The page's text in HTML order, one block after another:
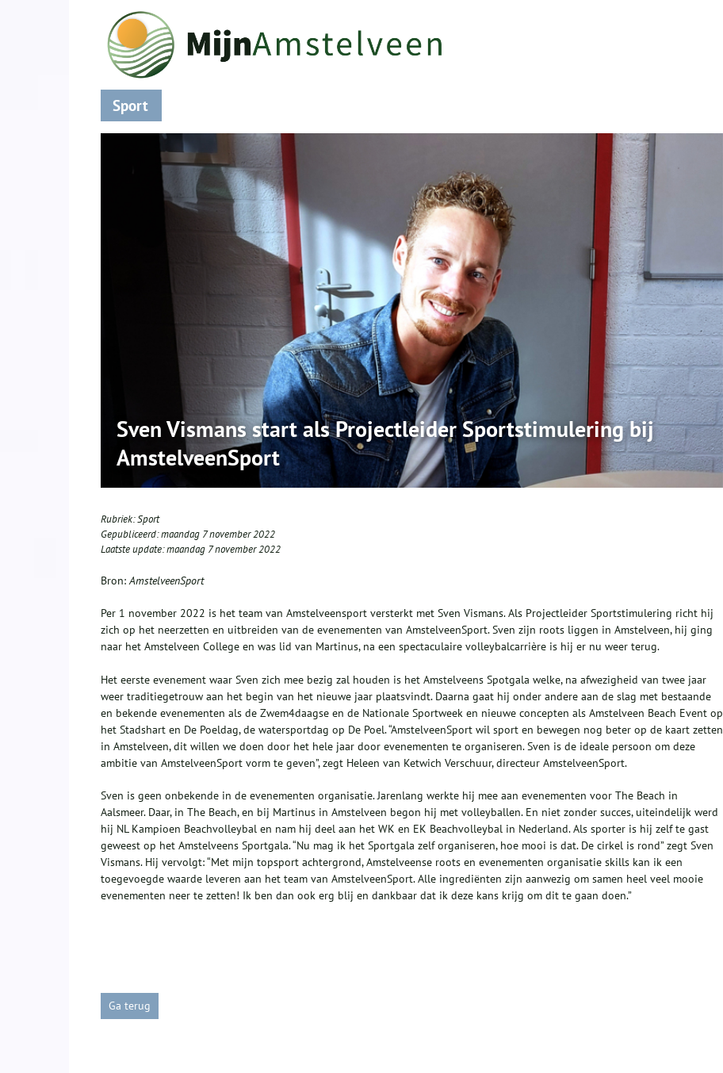
Sport
Sven Vismans start als Projectleider Sportstimulering bij
AmstelveenSport
Rubriek:Sport
Gepubliceerd:maandag 7 november 2022
Laatste update:maandag 7 november 2022
Bron:AmstelveenSport
Per 1 november 2022 is het team van Amstelveensport versterkt met Sven Vismans. Als Projectleider Sportstimulering richt hij
zich op het neerzetten en uitbreiden van de evenementen van AmstelveenSport. Sven zijn roots liggen in Amstelveen, hij ging
naar het Amstelveen College en was lid van Martinus, na een spectaculaire volleybalcarrière is hij er nu weer terug.
Het eerste evenement waar Sven zich mee bezig zal houden is het Amstelveens Spotgala welke, na afwezigheid van twee jaar
weer traditiegetrouw aan het begin van het nieuwe jaar plaatsvindt. Daarna gaat hij onder andere aan de slag met bestaande
en bekende evenementen als de Zwem4daagse en de Nationale Sportweek en nieuwe concepten als Amstelveen Beach Event op
het Stadshart en De Poeldag, de watersportdag op De Poel. “AmstelveenSport wil sport en bewegen nog beter op de kaart zetten
in Amstelveen, dit willen we doen door het hele jaar door evenementen te organiseren. Sven is de ideale persoon om deze
ambitie van AmstelveenSport vorm te geven”, zegt Heleen van Ketwich Verschuur, directeur AmstelveenSport.
Sven is geen onbekende in de evenementen organisatie. Jarenlang werkte hij mee aan evenementen voor The Beach in
Aalsmeer. Daar, in The Beach, en bij Martinus in Amstelveen begon hij met volleyballen. En niet zonder succes, uiteindelijk werd
hij NL Kampioen Beachvolleybal en nam hij deel aan het WK en EK Beachvolleybal in Nederland. Als sporter is hij zelf te gast
geweest op het Amstelveens Sportgala. “Nu mag ik het Sportgala zelf organiseren, hoe mooi is dat. De cirkel is rond” zegt Sven
Vismans. Hij vervolgt: “Met mijn topsport achtergrond, Amstelveense roots en evenementen organisatie skills kan ik een
toegevoegde waarde leveren aan het team van AmstelveenSport. Alle ingrediënten zijn aanwezig om samen heel veel mooie
evenementen neer te zetten! Ik ben dan ook erg blij en dankbaar dat ik deze kans krijg om dit te gaan doen.”
Ga terug